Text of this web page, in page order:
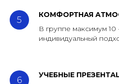
КОМФОРТНАЯ
В группе максимум 10
индивидуальный
УЧЕБНЫЕ